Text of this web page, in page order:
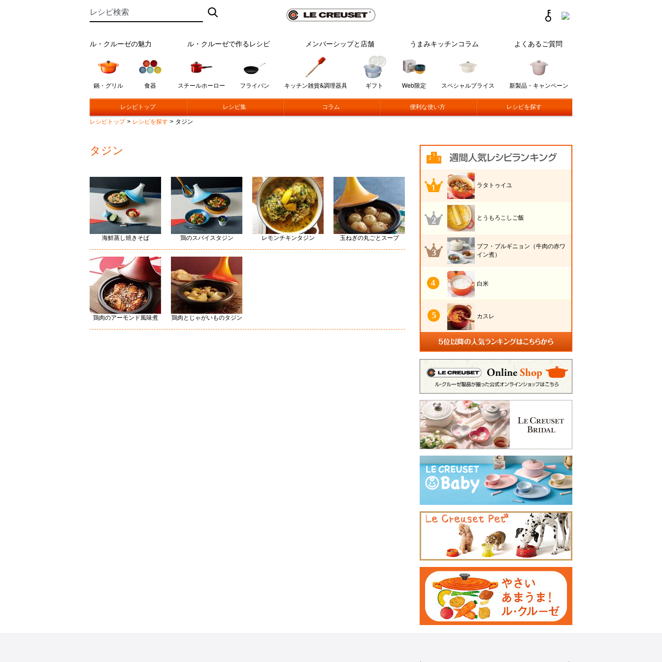
ル・クルーゼの魅力 ル・クルーゼで作るレシピ メンバーシップと店舗 うまみキッチンコラム よくあるご質問
鍋・グリル 食器 スチールホーロー フライパン キッチン雑貨&調理器具 ギフト Web限定 スペシャルプライス 新製品・キャンペーン
レシピトップ レシピ集 コラム 便利な使い方 レシピを探す
レシピトップ > レシピを探す > タジン
タジン
海鮮蒸し焼きそば 鶏のスパイスタジン レモンチキンタジン 玉ねぎの丸ごとスープ
鶏肉のアーモンド風味煮 鶏肉とじゃがいものタジン
ラタトゥイユ
とうもろこしご飯
ブフ・ブルギニョン（牛肉の赤ワ
イン煮）
白米
カスレ